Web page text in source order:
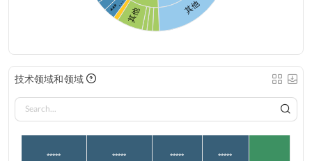
其他
其他
***…
技术领域和领域
***** ***** ***** *****